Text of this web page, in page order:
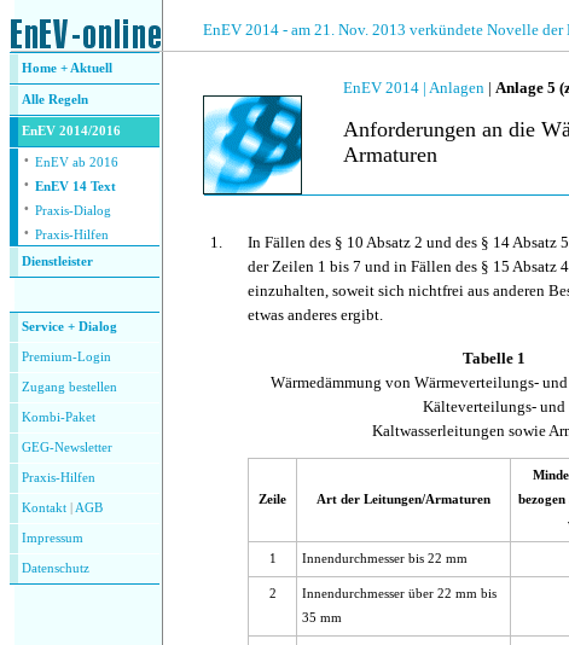
EnEV 2014 - am 21. Nov. 2013 verkündete Novelle der
Home + Aktuell
Alle Regeln
EnEV 2014/2016
· EnEV ab 2016
· EnEV 14 Text
· Praxis-Dialog
· Praxis-Hilfen
Dienstleister
Service + Dialog
Premium-Login
Zugang bestellen
Kombi-Paket
GEG-Newsletter
Praxis-Hilfen
Kontakt AGB
Impressum
Datenschutz
EnEV 2014 | Anlagen | Anlage 5
Anforderungen an die
Armaturen
1.
In Fällen des § 10 Absatz 2 und des § 14 Absatz
der Zeilen 1 bis 7 und in Fällen des § 15 Absatz
einzuhalten, soweit sich nichtfrei aus anderen
etwas anderes ergibt.
Tabelle 1
Wärmedämmung von Wärmeverteilungs-
Kälteverteilungs- und
Kaltwasserleitungen sowie
Zeile Art der Leitungen/Armaturen
1 Innendurchmesser bis 22 mm
2
Innendurchmesser über 22 mm bis
35 mm